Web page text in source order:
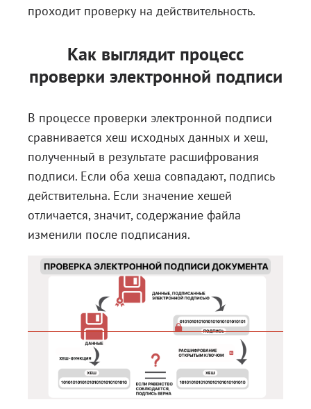
проходит проверку на действительность.
Как выглядит процесс
проверки электронной подписи
В процессе проверки электронной подписи
сравнивается хеш исходных данных и хеш,
полученный в результате расшифрования
подписи. Если оба хеша совпадают, подпись
действительна. Если значение хешей
отличается, значит, содержание файла
изменили после подписания.